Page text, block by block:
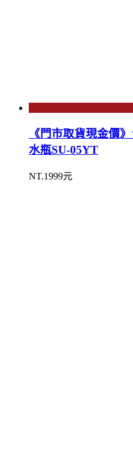
《門市取貨現金價
水瓶SU-05YT
NT.1999元